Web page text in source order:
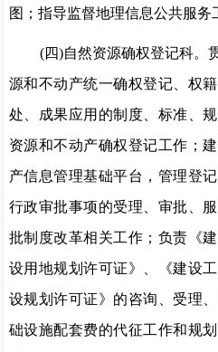
图；指导监督地理信息公共服务
(四)自然资源确权登记科。
源和不动产统一确权登记、权
处、
成果应用的制度、标准、
资源和不动产确权登记工作；
产信息管理基础平台，管理登
行政审批事项的受理、审批、
批制度改革相关工作； 负责《
设用地规划许可证》
、《建设
设规划许可证》的咨询、受理、
础设施配套费的代征工作和规